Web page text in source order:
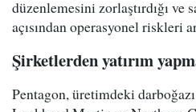
düzenlemesini zorlaştırdığı
açısından operasyonel riskleri
Şirketlerden yatırım
Pentagon, üretimdeki